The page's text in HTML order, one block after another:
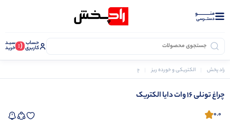
منــــــــــــو
دستــرسی
حساب
کاربری (: سبـد
خرید
راد پخش الکتریکی و خورده ریز چراغ تونلی 16 وات دایا الکتریک
چراغ تونلی 16 وات دایا الکتریک
0.0